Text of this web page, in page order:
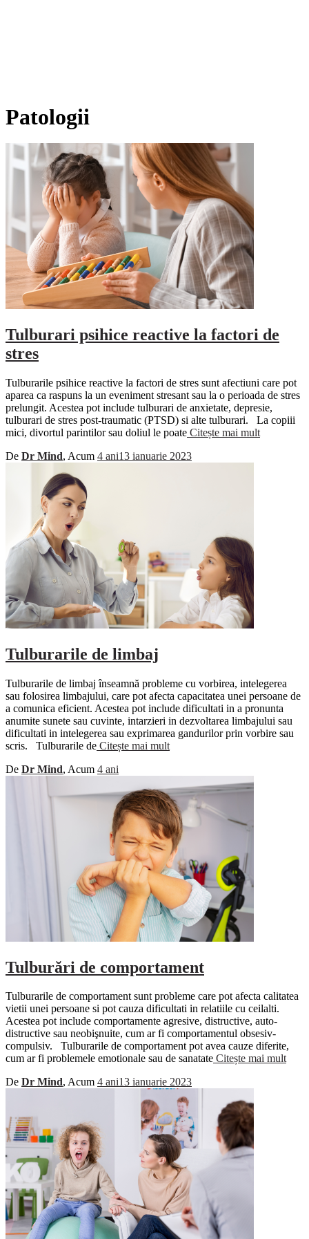
Patologii
Tulburari psihice reactive la factori de
stres
Tulburarile psihice reactive la factori de stres sunt afectiuni care pot
aparea ca raspuns la un eveniment stresant sau la o perioada de stres
prelungit. Acestea pot include tulburari de anxietate, depresie,
tulburari de stres post-traumatic (PTSD) si alte tulburari. La copiii
mici, divortul parintilor sau doliul le poate Citește mai mult
De Dr Mind, Acum 4 ani13 ianuarie 2023
Tulburarile de limbaj
Tulburarile de limbaj înseamnă probleme cu vorbirea, intelegerea
sau folosirea limbajului, care pot afecta capacitatea unei persoane de
a comunica eficient. Acestea pot include dificultati in a pronunta
anumite sunete sau cuvinte, intarzieri in dezvoltarea limbajului sau
dificultati in intelegerea sau exprimarea gandurilor prin vorbire sau
scris. Tulburarile de Citește mai mult
De Dr Mind, Acum 4 ani
Tulburări de comportament
Tulburarile de comportament sunt probleme care pot afecta calitatea
vietii unei persoane si pot cauza dificultati in relatiile cu ceilalti.
Acestea pot include comportamente agresive, distructive, auto-
distructive sau neobişnuite, cum ar fi comportamentul obsesiv-
compulsiv. Tulburarile de comportament pot avea cauze diferite,
cum ar fi problemele emotionale sau de sanatate Citește mai mult
De Dr Mind, Acum 4 ani13 ianuarie 2023